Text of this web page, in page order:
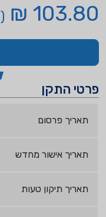
103.80 ₪ (88.00 ₪ ללא מע"מ)
פרטי התקן
תאריך פרסום
תאריך אישור מחדש
תאריך תיקון טעות